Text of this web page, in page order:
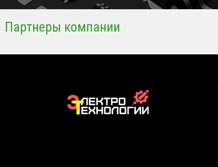
Партнеры компании